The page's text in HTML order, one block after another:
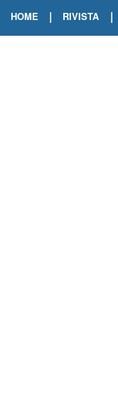
HOME | RIVISTA |